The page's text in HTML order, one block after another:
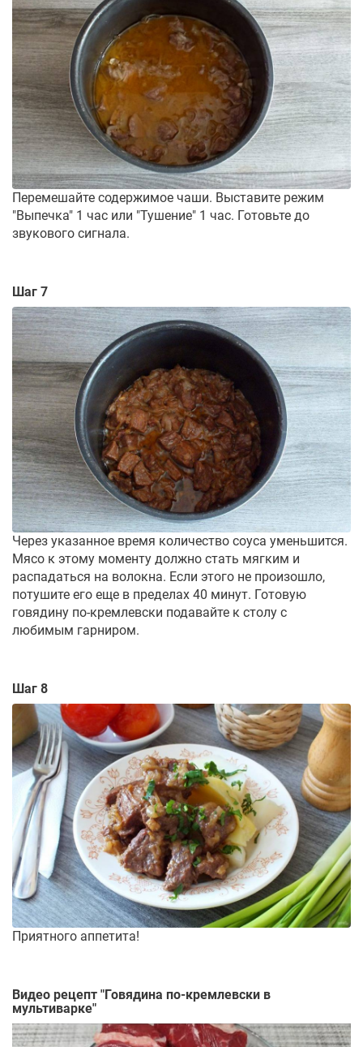
Перемешайте содержимое чаши. Выставите режим
"Выпечка" 1 час или "Тушение" 1 час. Готовьте до
звукового сигнала.
Шаг 7
Через указанное время количество соуса уменьшится.
Мясо к этому моменту должно стать мягким и
распадаться на волокна. Если этого не произошло,
потушите его еще в пределах 40 минут. Готовую
говядину по-кремлевски подавайте к столу с
любимым гарниром.
Шаг 8
Приятного аппетита!
Видео рецепт "Говядина по-кремлевски в
мультиварке"